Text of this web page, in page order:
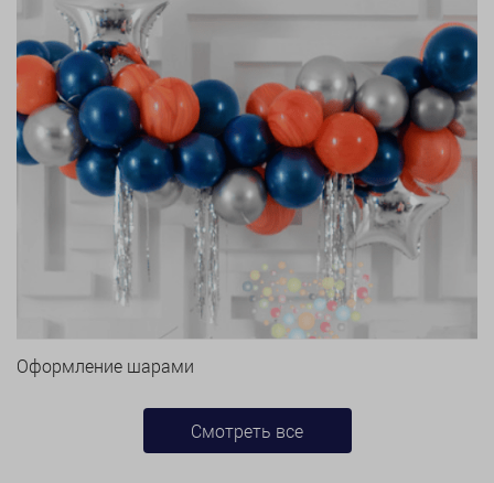
Оформление шарами
Смотреть все